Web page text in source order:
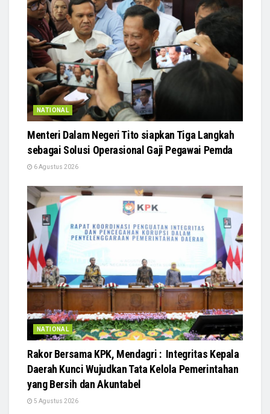
NATIONAL
Menteri Dalam Negeri Tito siapkan Tiga Langkah
sebagai Solusi Operasional Gaji Pegawai Pemda
6 Agustus 2026
NATIONAL
Rakor Bersama KPK, Mendagri : Integritas Kepala
Daerah Kunci Wujudkan Tata Kelola Pemerintahan
yang Bersih dan Akuntabel
5 Agustus 2026